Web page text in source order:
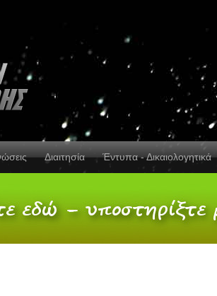
Διαιτησία Έντυπα - Δικαιολογητικά